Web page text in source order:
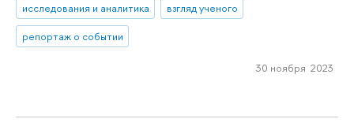
исследования и аналитика
взгляд ученого
репортаж о событии
30 ноября 2023